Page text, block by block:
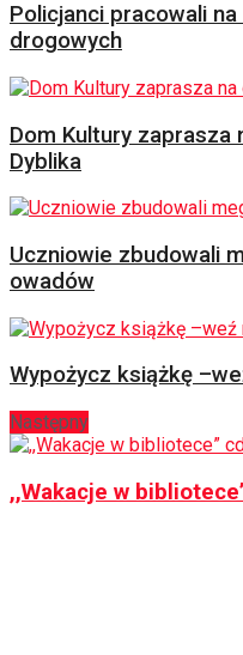
Policjanci pracowali
drogowych
Dom Kultury
Dyblika
Uczniowie zbudowali
owadów
Wypożycz książkę
Następny
,,Wakacje w